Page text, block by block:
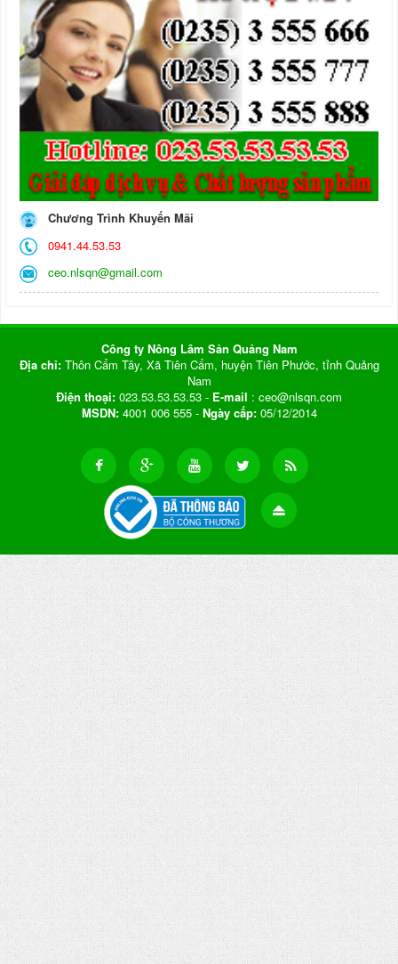
Chương Trình Khuyến Mãi
0941.44.53.53
ceo.nlsqn@gmail.com
Công ty Nông Lâm Sản Quảng Nam
Địa chỉ:Thôn Cẩm Tây, Xã Tiên Cẩm, huyện Tiên Phước, tỉnh Quảng
Nam
Điện thoại: 023.53.53.53.53 - E-mail : ceo@nlsqn.com
MSDN:4001 006 555 - Ngày cấp:05/12/2014